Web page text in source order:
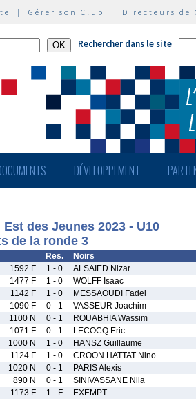
| Gérer son Club | Directeurs de
Rechercher dans le site
DÉVELOPPEMENT
des Jeunes 2023 - U10
de la ronde 3
Res. Noirs
1592 F 1 - 0 ALSAIED Nizar
1477 F 1 - 0 WOLFF Isaac
1142 F 1 - 0 MESSAOUDI Fadel
1090 F 0 - 1 VASSEUR Joachim
1100 N 0 - 1 ROUABHIA Wassim
1071 F 0 - 1 LECOCQ Eric
1000 N 1 - 0 HANSZ Guillaume
1124 F 1 - 0 CROON HATTAT Nino
1020 N 0 - 1 PARIS Alexis
890 N 0 - 1 SINIVASSANE Nila
1173 F 1 - F EXEMPT